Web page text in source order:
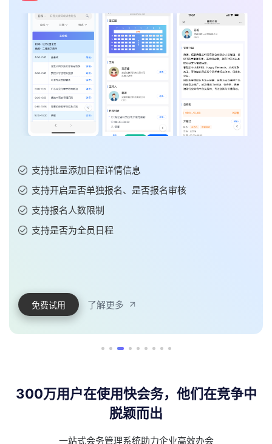
支持批量添加日程详情信息
支持开启是否单独报名、是否报名审核
支持报名人数限制
支持是否为全员日程
免费试用 了解更多
300万用户在使用快会务，他们在竞争中
脱颖而出
一站式会务管理系统助力企业高效办会